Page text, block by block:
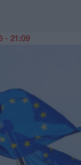
- 21:09